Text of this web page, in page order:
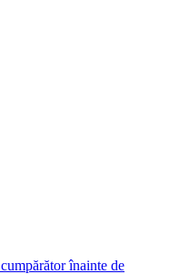
cumpărător înainte de